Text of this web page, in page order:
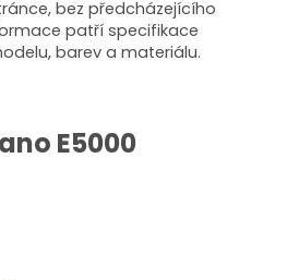
bez předcházejícího
patří specifikace
barev a materiálu.
E5000